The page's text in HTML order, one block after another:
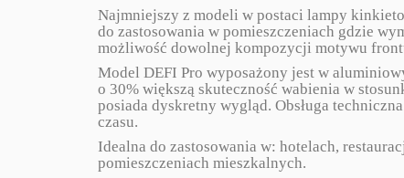
Najmniejszy z modeli w postaci lampy
do zastosowania w pomieszczeniach gdzie
możliwość dowolnej kompozycji motywu
Model DEFI Pro wyposażony jest w
o 30% większą skuteczność wabienia w
posiada dyskretny wygląd. Obsługa
czasu.
Idealna do zastosowania w: hotelach,
pomieszczeniach mieszkalnych.